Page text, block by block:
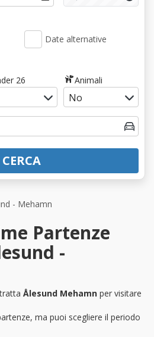
- Mehamn
Date alternative
26 Animali
CERCA
Partenze
-
Ålesund Mehamn per visitare
ma puoi scegliere il periodo